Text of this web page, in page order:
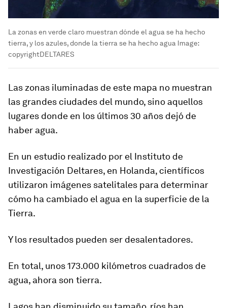
La zonas en verde claro muestran dónde el agua se ha hecho
tierra, y los azules, donde la tierra se ha hecho agua Image:
copyrightDELTARES
Las zonas iluminadas de este mapa no muestran
las grandes ciudades del mundo, sino aquellos
lugares donde en los últimos 30 años dejó de
haber agua.
En un estudio realizado por el Instituto de
Investigación Deltares, en Holanda, científicos
utilizaron imágenes satelitales para determinar
cómo ha cambiado el agua en la superficie de la
Tierra.
Y los resultados pueden ser desalentadores.
En total, unos 173.000 kilómetros cuadrados de
agua, ahora son tierra.